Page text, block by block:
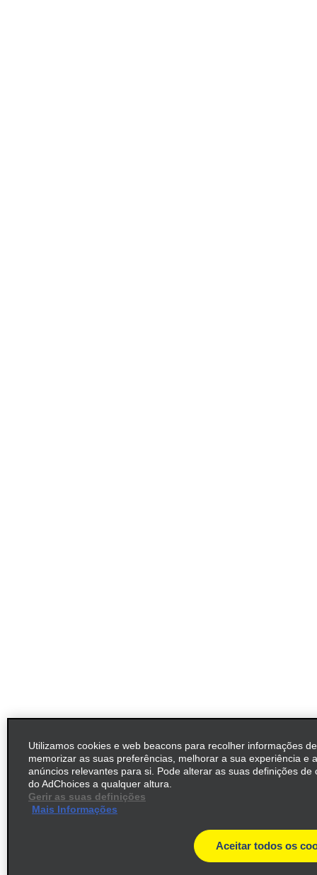
Utilizamos cookies e web beacons para recolher informações
memorizar as suas preferências, melhorar a sua experiência e
anúncios relevantes para si. Pode alterar as suas definições de
do AdChoices a qualquer altura.
Gerir as suas definições
Mais Informações
Aceitar todos os